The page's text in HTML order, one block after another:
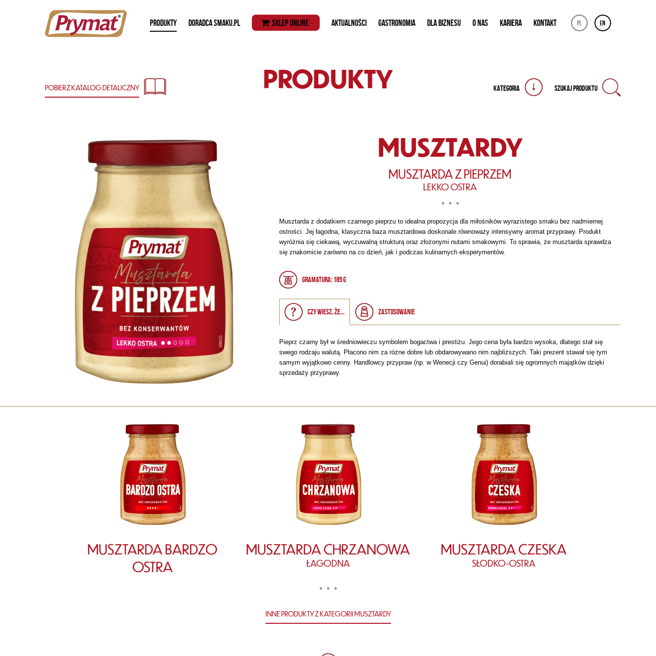
pl en
PRODUKTY DORADCA SMAKU.PL SKLEP ONLINE AKTUALNOŚCI GASTRONOMIA DLA BIZNESU O NAS KARIERA KONTAKT
PRODUKTY
POBIERZ KATALOGDETALICZNY KATEGORIA SZUKAJ PRODUKTU
MUSZTARDY
MUSZTARDA Z PIEPRZEM
LEKKO OSTRA
Musztarda z dodatkiem czarnego pieprzu to idealna propozycja dla miłośników wyrazistego smaku bez nadmiernej
ostrości. Jej łagodna, klasyczna baza musztardowa doskonale równoważy intensywny aromat przyprawy. Produkt
wyróżnia się ciekawą, wyczuwalną strukturą oraz złożonymi nutami smakowymi. To sprawia, że musztarda sprawdza
się znakomicie zarówno na co dzień, jak i podczas kulinarnych eksperymentów.
Gramatura: 185 g
Czy wiesz, że... Zastosowanie
Pieprz czarny był w średniowieczu symbolem bogactwa i prestiżu. Jego cena była bardzo wysoka, dlatego stał się
swego rodzaju walutą. Płacono nim za różne dobre lub obdarowywano nim najbliższych. Taki prezent stawał się tym
samym wyjątkowo cenny. Handlowcy przypraw (np. w Wenecji czy Genui) dorabiali się ogromnych majątków dzięki
sprzedaży przyprawy.
MUSZTARDA BARDZO
OSTRA
MUSZTARDA CHRZANOWA
ŁAGODNA
MUSZTARDA CZESKA
SŁODKO-OSTRA
INNE PRODUKTY Z KATEGORII MUSZTARDY